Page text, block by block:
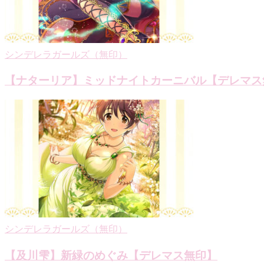
シンデレラガールズ（無印）
【ナターリア】ミッドナイトカーニバル【デレマ
シンデレラガールズ（無印）
【及川雫】新緑のめぐみ【デレマス無印】